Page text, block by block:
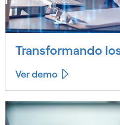
Transformando
Ver demo